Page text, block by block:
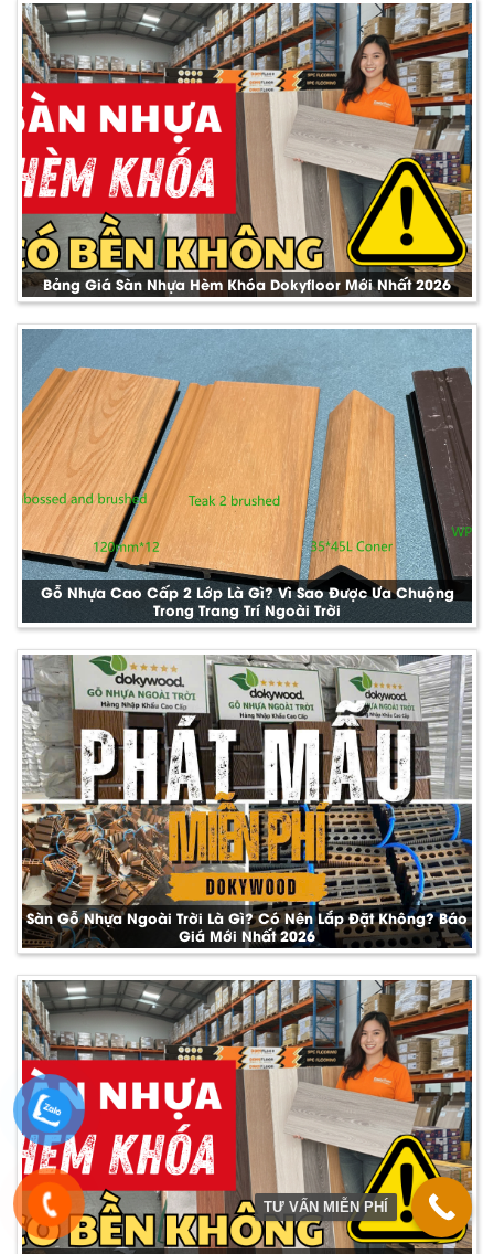
Bảng Giá Sàn Nhựa Hèm Khóa Dokyfloor Mới Nhất 2026
Gỗ Nhựa Cao Cấp 2 Lớp Là Gì? Vì Sao Được Ưa Chuộng
Trong Trang Trí Ngoài Trời
Sàn Gỗ Nhựa Ngoài Trời Là Gì? Có Nên Lắp Đặt Không? Báo
Giá Mới Nhất 2026
TƯ VẤN MIỄN PHÍ